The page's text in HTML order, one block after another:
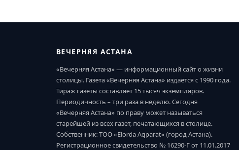
ВЕЧЕРНЯЯ АСТАНА
«Вечерняя Астана» — информационный сайт о жизни
столицы. Газета «Вечерняя Астана» издается с 1990 года.
Тираж газеты составляет 15 тысяч экземпляров.
Периодичность – три раза в неделю. Сегодня
«Вечерняя Астана» по праву может называться
старейшей из всех газет, печатающихся в столице.
Собственник: ТОО «Elorda Aqparat» (город Астана).
Регистрационное свидетельство № 16290-Г от 11.01.2017